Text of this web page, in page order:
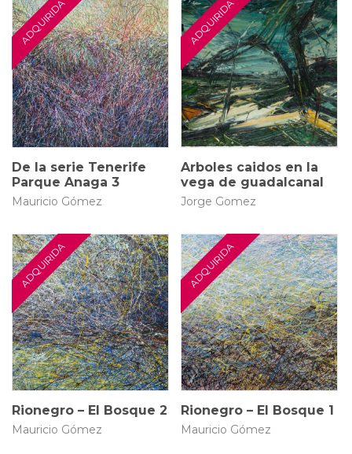
150 × 100 cm
De la serie Tenerife
Parque Anaga 3
Mauricio Gómez
93 × 108 cm
$20.000.000
Arboles caidos en la
vega de guadalcanal
Jorge Gomez
70 × 100 cm
$4.500.000
Rionegro – El Bosque 2
Mauricio Gómez
70 × 100 cm
$4.500.000
Rionegro – El Bosque 1
Mauricio Gómez